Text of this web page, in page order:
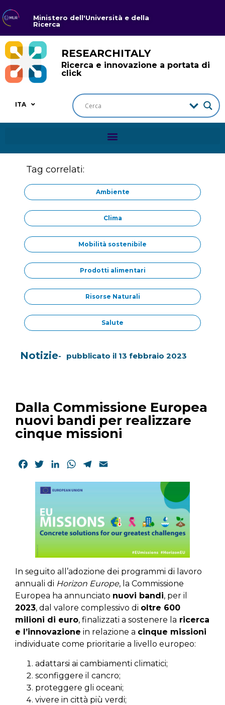
Ministero dell'Università e della
Ricerca
RESEARCHITALY
Ricerca e innovazione a portata di
click
ITA
Tag correlati:
Ambiente
Clima
Mobilità sostenibile
Prodotti alimentari
Risorse Naturali
Salute
Notizie pubblicato il 13 febbraio 2023
Dalla Commissione Europea
nuovi bandi per realizzare
cinque missioni
Facebook
TwitterLinkedInWhatsApp
Telegram
In seguito all’adozione dei programmi di lavoro
annuali di Horizon Europe, la Commissione
Europea ha annunciato nuovi bandi, per il
2023, dal valore complessivo di oltre 600
milioni di euro, finalizzati a sostenere la ricerca
e l’innovazione in relazione a cinque missioni
individuate come prioritarie a livello europeo:
adattarsi ai cambiamenti climatici;
sconfiggere il cancro;
proteggere gli oceani;
vivere in città più verdi;